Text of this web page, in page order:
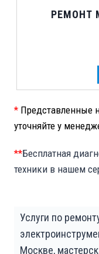
РЕМОНТ
* Представленные
уточняйте у
**Бесплатная
техники в нашем
Услуги по
Москве,